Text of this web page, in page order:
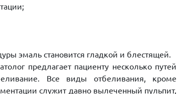
эмаль становится гладкой и блестящей.
предлагает пациенту несколько путей
Все виды отбеливания, кроме
служит давно вылеченный пульпит,